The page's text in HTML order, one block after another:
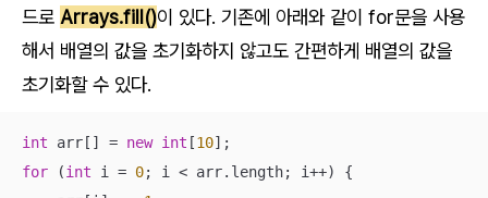
드로 Arrays.fill()이 있다. 기존에 아래와 같이 for문을 사용
해서 배열의 값을 초기화하지 않고도 간편하게 배열의 값을
초기화할 수 있다.
int arr[] = new int [10
for (int i = 0; i < arr.length; i++) {